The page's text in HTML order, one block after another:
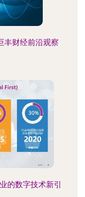
丰财经前沿观察
的数字技术新引